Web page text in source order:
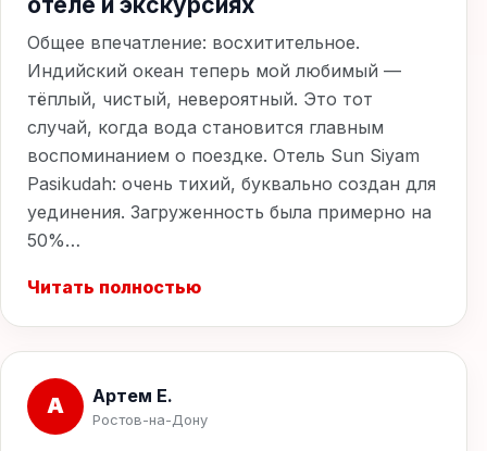
Общее впечатление: восхитительное.
Индийский океан теперь мой любимый —
тёплый, чистый, невероятный. Это тот
случай, когда вода становится главным
воспоминанием о поездке. Отель Sun Siyam
Pasikudah: очень тихий, буквально создан для
уединения. Загруженность была примерно на
50%…
Читать полностью
А Артем Е.
Ростов-на-Дону